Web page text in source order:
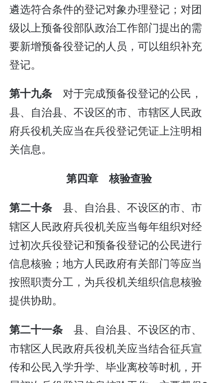
遴选符合条件的登记对象办理登记；对团
级以上预备役部队政治工作部门提出的需
要新增预备役登记的人员，可以组织补充
登记。
第十九条对于完成预备役登记的公民，
县、自治县、不设区的市、市辖区人民政
府兵役机关应当在兵役登记凭证上注明相
关信息。
第四章 核验查验
第二十条 县、自治县、不设区的市、市
辖区人民政府兵役机关应当每年组织对经
过初次兵役登记和预备役登记的公民进行
信息核验；地方人民政府有关部门等应当
按照职责分工，为兵役机关组织信息核验
提供协助。
第二十一条 县、自治县、不设区的市、
市辖区人民政府兵役机关应当结合征兵宣
传和公民入学升学、毕业离校等时机，开